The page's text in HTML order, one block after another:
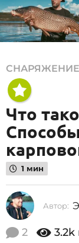
0
4
0
9
.
2
2
5
0
СНАРЯЖЕНИЕ
Что
1 мин
Автор:
2 3.2k